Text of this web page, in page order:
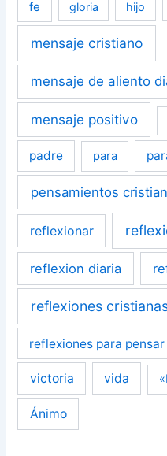
fe gloria hijo
mensaje cristiano
mensaje de aliento
mensaje positivo
padre para
pensamientos
reflexionar
reflexion diaria
reflexiones
reflexiones para pensar
victoria vida
Ánimo